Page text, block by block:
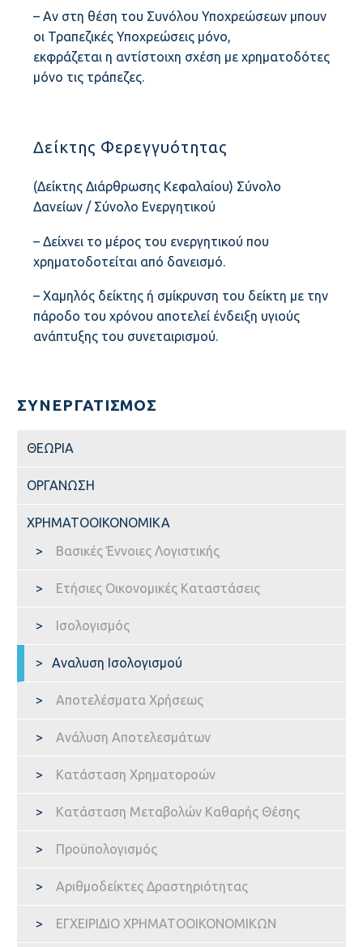
ΕΠΙΧΕΙΡΗΜΑΤΙΚΆ ΈΡΓΑ
ΣΥΝΕΡΓΑΣΊΕΣ
ΣΥΜΜΕΤΟΧΈΣ
ΑΠΟΦΆΣΕΙΣ Δ.Σ.
ΑΠΟΦΆΣΕΙΣ Γ.Σ.
ΑΠΟΛΟΓΙΣΜΟΊ Δ.Σ.
ΕΚΘΈΣΕΙΣ ΕΠ.Σ.
ΘΕΩΡΊΑ
ΟΡΙΣΜΟΊ
ΑΞΊΕΣ
ΠΡΩΤΕΡΓΆΤΕΣ
– Αν στη θέση του Συνόλου Υποχρεώσεων μπουν
οι Τραπεζικές Υποχρεώσεις μόνο,
εκφράζεται η αντίστοιχη σχέση με χρηματοδότες
μόνο τις τράπεζες.
Δείκτης Φερεγγυότητας
(Δείκτης Διάρθρωσης Κεφαλαίου) Σύνολο
Δανείων / Σύνολο Ενεργητικού
– Δείχνει το μέρος του ενεργητικού που
χρηματοδοτείται από δανεισμό.
– Χαμηλός δείκτης ή σμίκρυνση του δείκτη με την
πάροδο του χρόνου αποτελεί ένδειξη υγιούς
ανάπτυξης του συνεταιρισμού.
ΣΥΝΕΡΓΑΤΙΣΜΟΣ
ΘΕΩΡΙΑ
ΟΡΓΑΝΩΣΗ
ΧΡΗΜΑΤΟΟΙΚΟΝΟΜΙΚΑ
Βασικές Έννοιες Λογιστικής
Ετήσιες Οικονομικές Καταστάσεις
Ισολογισμός
Αναλυση Ισολογισμού
Αποτελέσματα Χρήσεως
Ανάλυση Αποτελεσμάτων
Κατάσταση Χρηματοροών
Κατάσταση Μεταβολών Καθαρής Θέσης
Προϋπολογισμός
Αριθμοδείκτες Δραστηριότητας
ΕΓΧΕΙΡΙΔΙΟ ΧΡΗΜΑΤΟΟΙΚΟΝΟΜΙΚΩΝ